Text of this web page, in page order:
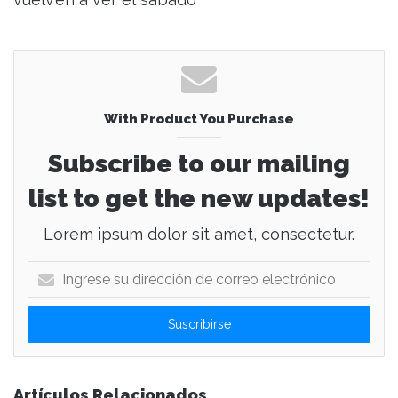
With Product You Purchase
Subscribe to our mailing
list to get the new updates!
Lorem ipsum dolor sit amet, consectetur.
g
e
s